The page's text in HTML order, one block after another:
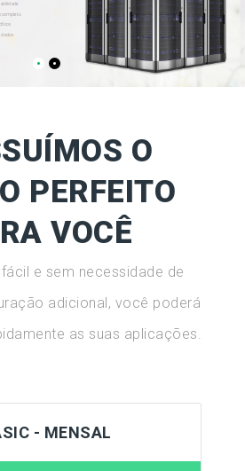
completo
dados
O
PERFEITO
VOCÊ
e sem necessidade de
adicional, você poderá
as suas aplicações.
- MENSAL